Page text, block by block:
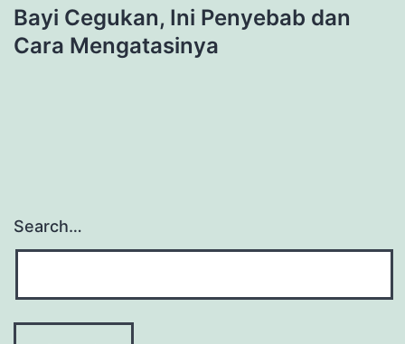
Bayi Cegukan, Ini Penyebab dan
Cara Mengatasinya
Search…